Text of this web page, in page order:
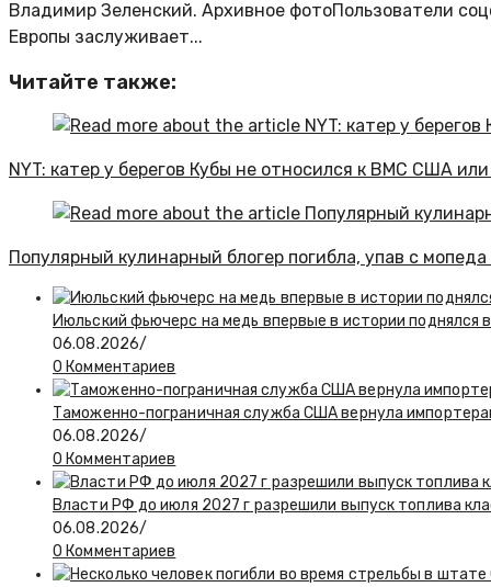
Владимир Зеленский. Архивное фотоПользователи
Европы заслуживает...
Читайте также:
NYT: катер у берегов Кубы не относился к ВМС США
Популярный кулинарный блогер погибла, упав с
Июльский фьючерс на медь впервые в истории поднялся
06.08.2026/
0 Комментариев
Таможенно-пограничная служба США вернула
06.08.2026/
0 Комментариев
Власти РФ до июля 2027 г разрешили выпуск топлива
06.08.2026/
0 Комментариев